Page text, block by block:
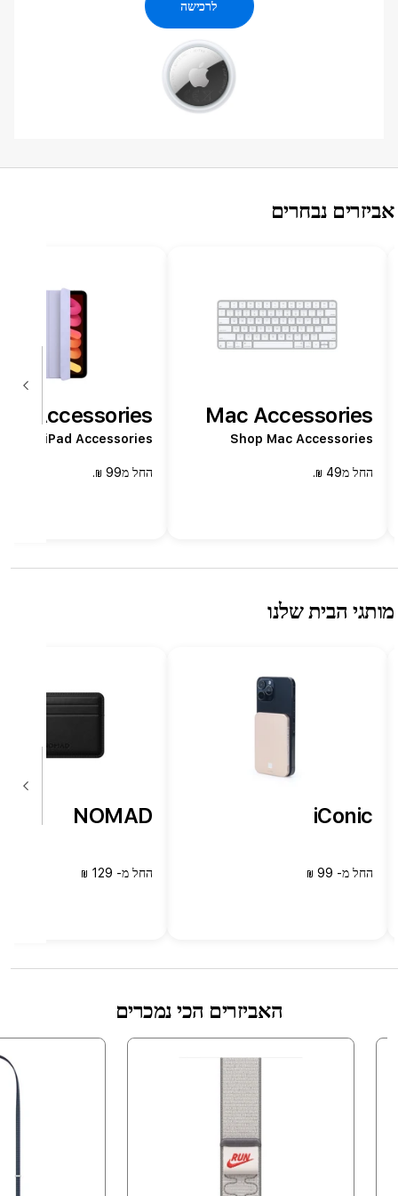
לרכישה
נבחרים
Mac Accessories
Shop Mac Accessories
החל מ49 ₪
Accessories
Shop iPad Accessories
החל מ99 ₪
הבית שלנו
iConic
החל מ- 99 ₪
NOMAD
החל מ- 129 ₪
האביזרים הכי נמכרים